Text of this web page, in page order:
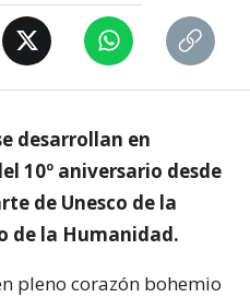
desarrollan en
10º aniversario desde
de Unesco de la
de la Humanidad.
pleno corazón bohemio